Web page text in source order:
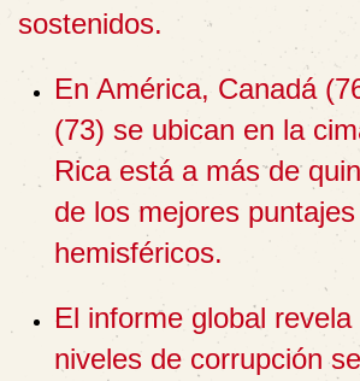
sostenidos.
En América, Canadá
(73) se ubican en la
Rica está a más de
de los mejores puntajes
hemisféricos.
El informe global revela
niveles de corrupción